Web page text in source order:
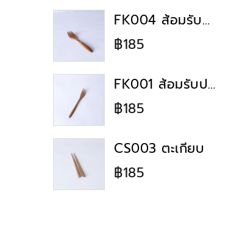
FK004 ส้อมรับประทานอาหาร
฿185
FK001 ส้อมรับประทานอาหาร
฿185
CS003 ตะเกียบ
฿185